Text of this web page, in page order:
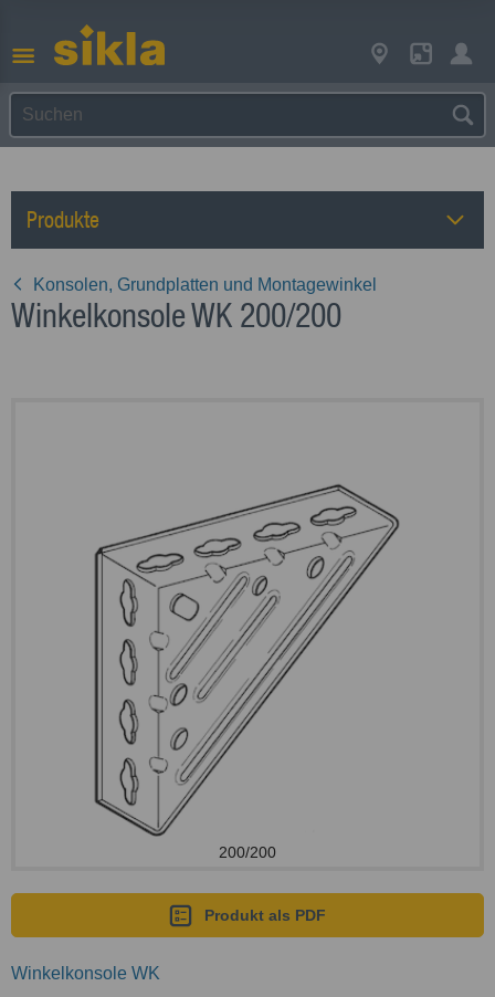
Produkte
Konsolen, Grundplatten und Montagewinkel
Winkelkonsole WK 200/200
200/200
Produkt als PDF
Winkelkonsole WK